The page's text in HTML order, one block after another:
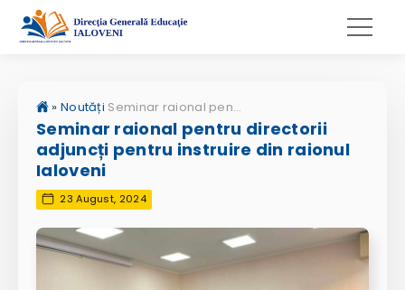
» Noutăți Seminar raional pentru directorii adjuncți pentru instruire din raionul Ialoveni
Seminar raional pentru directorii
adjuncți pentru instruire din raionul
Ialoveni
23 August, 2024